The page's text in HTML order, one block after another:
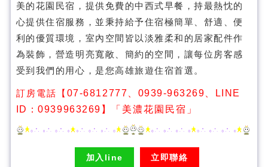
美的花園民宿，提供免費的中西式早餐，持最熱忱的
心提供住宿服務，並秉持給予住宿極簡單、舒適、便
利的優質環境，室內空間皆以淡雅柔和的居家配件作
為裝飾，營造明亮寬敞、簡約的空間，讓每位房客感
受到我們的用心，是您高雄旅遊住宿首選。
訂房電話【 07-6812777、0939-963269 、LINE
ID：0939963269】
「美濃花園民宿」
加入line 立即聯絡